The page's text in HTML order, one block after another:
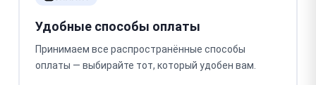
Удобные способы оплаты
Принимаем все распространённые способы
оплаты — выбирайте тот, который удобен вам.